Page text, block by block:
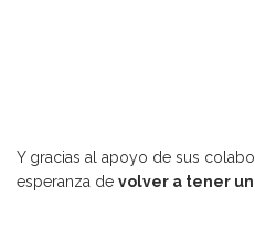
Y gracias al apoyo de sus
esperanza de volver a tener